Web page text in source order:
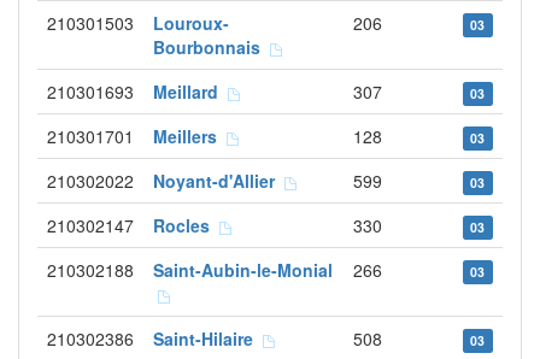
210301503
Louroux-
Bourbonnais
206 03
210301693 Meillard 307 03
210301701 Meillers 128 03
210302022 Noyant-d'Allier 599 03
210302147 Rocles 330 03
210302188 Saint-Aubin-le-Monial 266 03
210302386 Saint-Hilaire 508 03